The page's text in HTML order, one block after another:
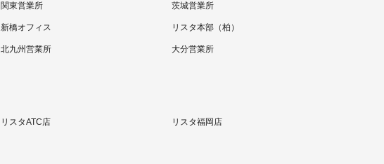
関東営業所 茨城営業所
新橋オフィス リスタ本部（柏）
北九州営業所 大分営業所
リスタATC店 リスタ福岡店